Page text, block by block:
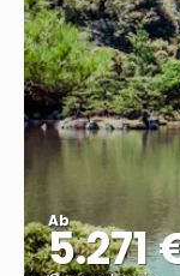
Ab
5.271